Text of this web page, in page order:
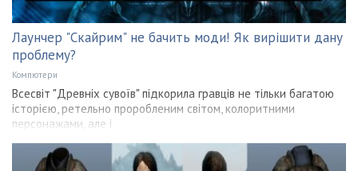
Лаунчер "Скайрим" не бачить моди! Як вирішити дану
проблему?
Компютери
Всесвіт "Древніх сувоїв" підкорила гравців не тільки багатою
історією, ретельно проробленим світом, колоритними
персонажами, але і